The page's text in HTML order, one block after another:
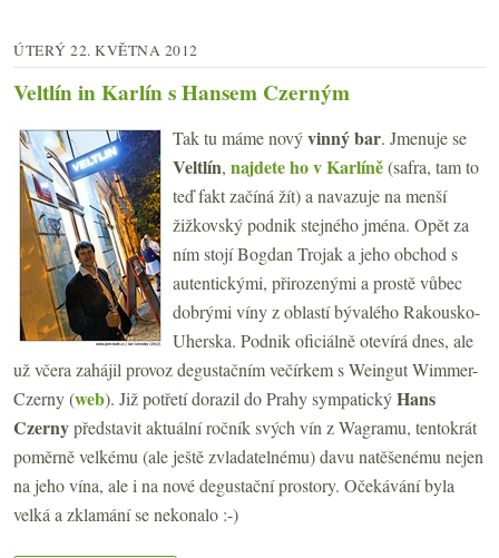
ÚTERÝ 22. KVĚTNA 2012
Veltlín in Karlín s Hansem Czerným
Tak tu máme novývinný bar. Jmenuje se
Veltlín, najdete ho v Karlíně(safra, tam to
teď fakt začíná žít) a navazuje na menší
žižkovský podnik stejného jména. Opět za
ním stojí Bogdan Trojak a jeho obchod s
autentickými, přirozenými a prostě vůbec
dobrými víny z oblastí bývalého Rakousko-
Uherska. Podnik oficiálně otevírá dnes, ale
už včera zahájil provoz degustačním večírkem s Weingut Wimmer-
Czerny (web). Již potřetí dorazil do Prahy sympatickýHans
Czernypředstavit aktuální ročník svých vín z Wagramu, tentokrát
poměrně velkému (ale ještě zvladatelnému) davu natěšenému nejen
na jeho vína, ale i na nové degustační prostory. Očekávání byla
velká a zklamání se nekonalo :-)